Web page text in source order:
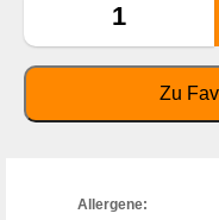
Allergene: